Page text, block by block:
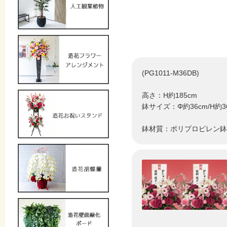
(PG1011-M36DB)
高さ：H約185cm
鉢サイズ：Φ約36cm/H約
鉢材質：ポリプロピレン鉢